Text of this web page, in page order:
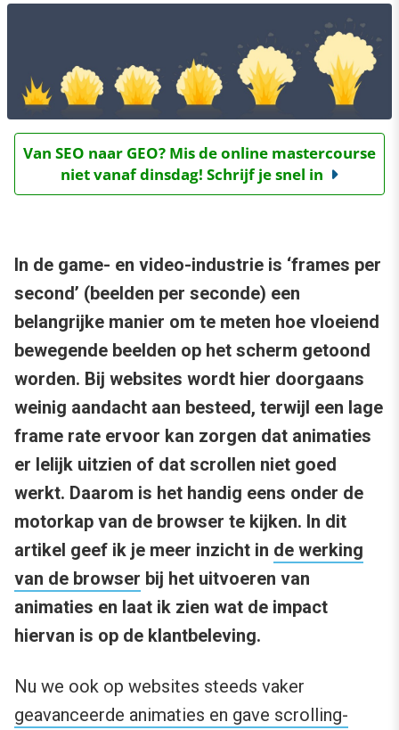
Van SEO naar GEO? Mis de online mastercourse
niet vanaf dinsdag! Schrijf je snel in
In de game- en video-industrie is ‘frames per
second’ (beelden per seconde) een
belangrijke manier om te meten hoe vloeiend
bewegende beelden op het scherm getoond
worden. Bij websites wordt hier doorgaans
weinig aandacht aan besteed, terwijl een lage
frame rate ervoor kan zorgen dat animaties
er lelijk uitzien of dat scrollen niet goed
werkt. Daarom is het handig eens onder de
motorkap van de browser te kijken. In dit
artikel geef ik je meer inzicht in de werking
van de browser bij het uitvoeren van
animaties en laat ik zien wat de impact
hiervan is op de klantbeleving.
Nu we ook op websites steeds vaker
geavanceerde animaties en gave scrolling-